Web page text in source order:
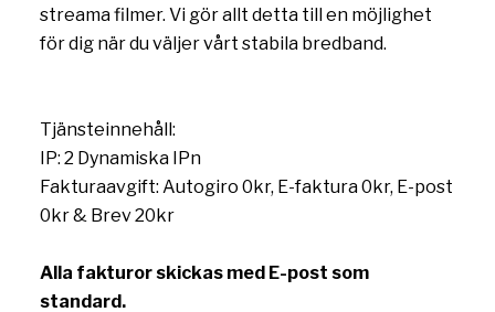
streama filmer. Vi gör allt detta till en möjlighet
för dig när du väljer vårt stabila bredband.
Tjänsteinnehåll:
IP: 2 Dynamiska IPn
Fakturaavgift: Autogiro 0kr, E-faktura 0kr, E-post
0kr & Brev 20kr
Alla fakturor skickas med E-post som
standard.